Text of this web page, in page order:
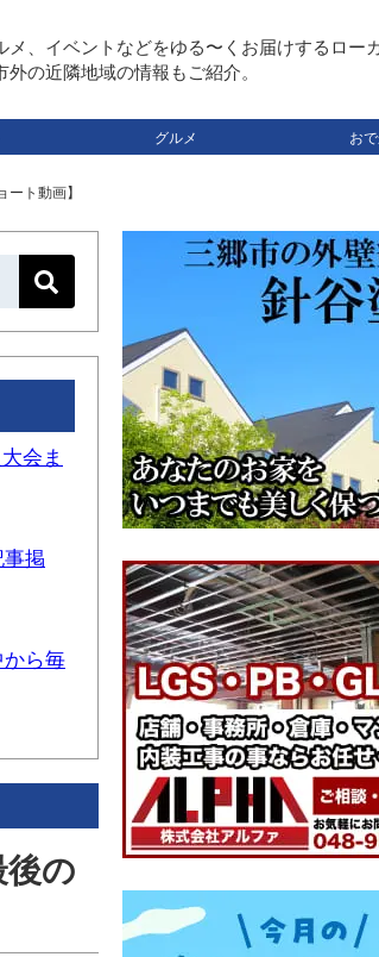
、イベントなどをゆる〜くお届けするロー
の近隣地域の情報もご紹介。
グルメ お
ト動画】
会ま
掲
から毎
後の